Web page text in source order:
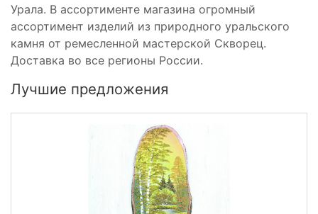
Урала. В ассортименте магазина огромный
ассортимент изделий из природного уральского
камня от ремесленной мастерской Скворец.
Доставка во все регионы России.
Лучшие предложения